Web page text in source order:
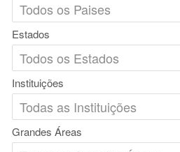
Estados
Instituições
Grandes Áreas